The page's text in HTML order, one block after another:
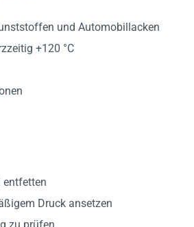
und Automobillacken
+120 °C
entfetten
Druck ansetzen
zu prüfen